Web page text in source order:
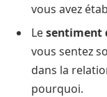
vous avez
Lesentiment
vous sentez
dans la
pourquoi.